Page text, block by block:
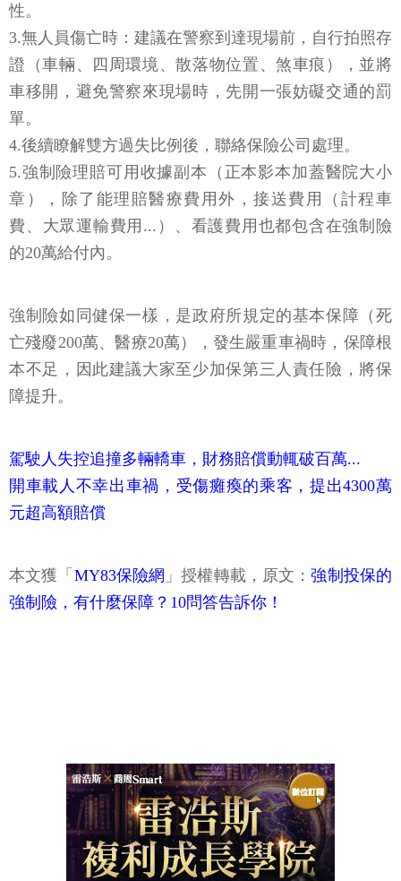
性。
3.無人員傷亡時：建議在警察到達現場前，自行拍照存
證（車輛、四周環境、散落物位置、煞車痕），並將
車移開，避免警察來現場時，先開一張妨礙交通的罰
單。
4.後續瞭解雙方過失比例後，聯絡保險公司處理。
5.強制險理賠可用收據副本（正本影本加蓋醫院大小
章），除了能理賠醫療費用外，接送費用（計程車
費、大眾運輸費用...）、看護費用也都包含在強制險
的20萬給付內。
強制險如同健保一樣，是政府所規定的基本保障（死
亡殘廢200萬、醫療20萬），發生嚴重車禍時，保障根
本不足，因此建議大家至少加保第三人責任險，將保
障提升。
駕駛人失控追撞多輛轎車，財務賠償動輒破百萬...
開車載人不幸出車禍，受傷癱瘓的乘客，提出4300萬
元超高額賠償
本文獲「 MY83保險網 」授權轉載，原文：強制投保的
強制險，有什麼保障？10問答告訴你！